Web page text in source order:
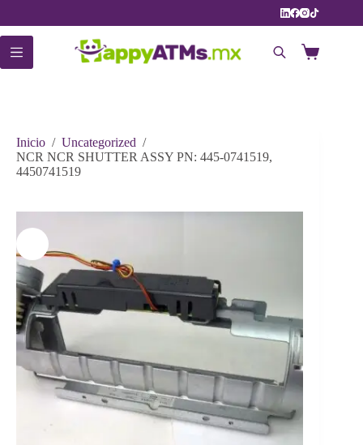
contenido
Carro
Inicio / Uncategorized /
NCR NCR SHUTTER ASSY PN: 445-0741519,
4450741519